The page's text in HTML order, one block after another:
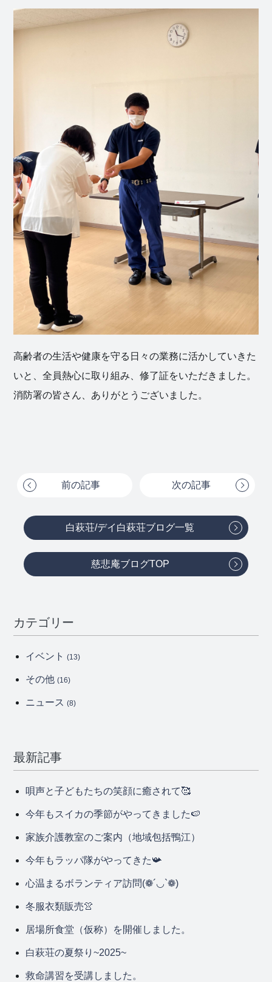
高齢者の生活や健康を守る日々の業務に活かしていきた
いと、全員熱心に取り組み、修了証をいただきました。
消防署の皆さん、ありがとうございました。
前の記事 次の記事
白萩荘/デイ白萩荘ブログ一覧
慈悲庵ブログTOP
カテゴリー
イベント(13)
その他(16)
ニュース(8)
最新記事
唄声と子どもたちの笑顔に癒されて🥰
今年もスイカの季節がやってきました🍉
家族介護教室のご案内（地域包括鴨江）
今年もラッパ隊がやってきた📯
心温まるボランティア訪問(❁´◡`❁)
冬服衣類販売👚
居場所食堂（仮称）を開催しました。
白萩荘の夏祭り~2025~
救命講習を受講しました。